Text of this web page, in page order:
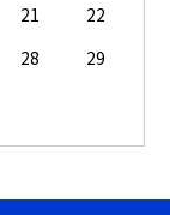
21
22
28
29